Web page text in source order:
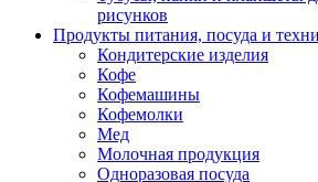
рисунков
Продукты питания, посуда и
Кондитерские изделия
Кофе
Кофемашины
Кофемолки
Мед
Молочная продукция
Одноразовая посуда